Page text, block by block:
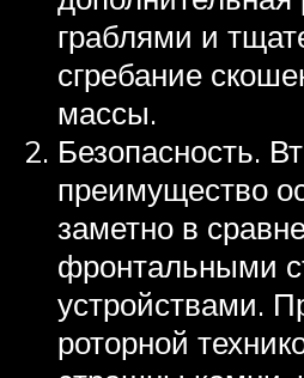
граблями и
сгребание
массы.
Безопасность.
преимущество
заметно в
фронтальными
устройствами.
роторной